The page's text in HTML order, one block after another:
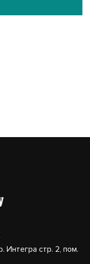
Интегра стр. 2, пом.